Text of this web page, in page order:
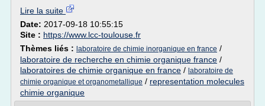
Lire la suite
Date: 2017-09-18 10:55:15
Site : https://www.lcc-toulouse.fr
Thèmes liés : laboratoire de chimie inorganique en france /
laboratoire de recherche en chimie organique france /
laboratoires de chimie organique en france / laboratoire de
chimie organique et organometallique / representation molecules
chimie organique